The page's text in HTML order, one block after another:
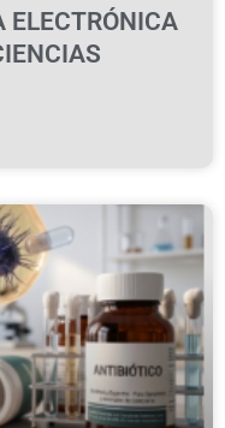
ELECTRÓNICA